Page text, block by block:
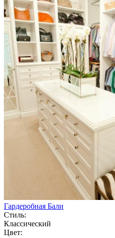
Гардеробная Бали
Стиль:
Классический
Цвет: